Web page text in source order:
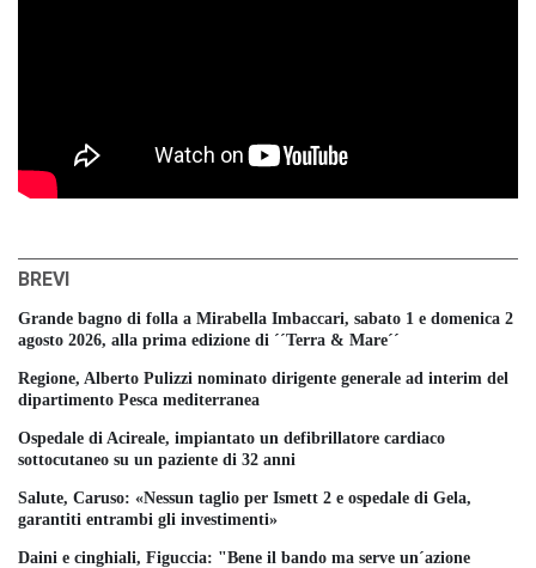
BREVI
Grande bagno di folla a Mirabella Imbaccari, sabato 1 e domenica 2
agosto 2026, alla prima edizione di ´´Terra & Mare´´
Regione, Alberto Pulizzi nominato dirigente generale ad interim del
dipartimento Pesca mediterranea
Ospedale di Acireale, impiantato un defibrillatore cardiaco
sottocutaneo su un paziente di 32 anni
Salute, Caruso: «Nessun taglio per Ismett 2 e ospedale di Gela,
garantiti entrambi gli investimenti»
Daini e cinghiali, Figuccia: "Bene il bando ma serve un´azione